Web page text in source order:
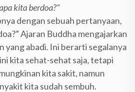
kita berdoa?”
dengan sebuah pertanyaan,
Ajaran Buddha mengajarkan
yang abadi. Ini berarti segalanya
kita sehat-sehat saja, tetapi
kita sakit, namun
kita sudah sembuh.